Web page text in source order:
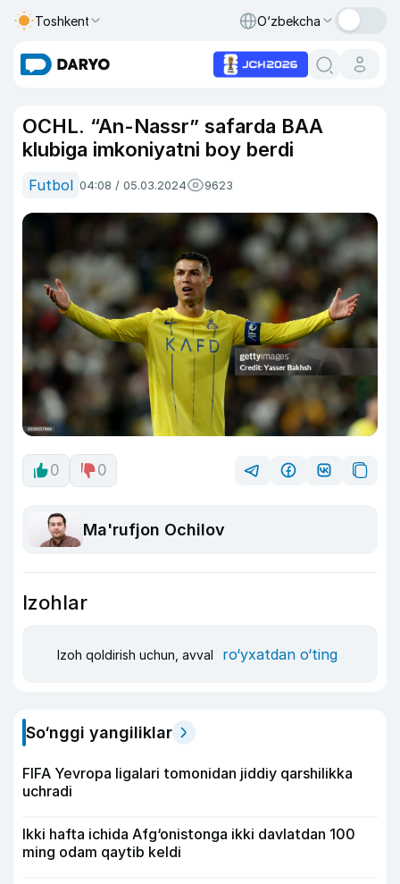
Toshkent O‘zbekcha
OCHL. “An-Nassr” safarda BAA
klubiga imkoniyatni boy berdi
Futbol 04:08 / 05.03.2024 9623
0 0
Ma'rufjon Ochilov
Izohlar
Izoh qoldirish uchun, avval ro‘yxatdan o‘ting
So‘nggi yangiliklar
FIFA Yevropa ligalari tomonidan jiddiy qarshilikka
uchradi
Ikki hafta ichida Afg‘onistonga ikki davlatdan 100
ming odam qaytib keldi